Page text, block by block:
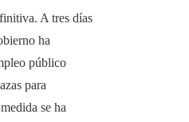
A tres días
ha
público
para
se ha